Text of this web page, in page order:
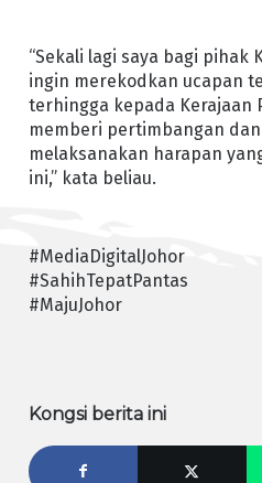
“Sekali lagi saya bagi pihak
ingin merekodkan ucapan
terhingga kepada Kerajaan
memberi pertimbangan
melaksanakan harapan
ini,” kata beliau.
#MediaDigitalJohor
#SahihTepatPantas
#MajuJohor
Kongsi berita ini